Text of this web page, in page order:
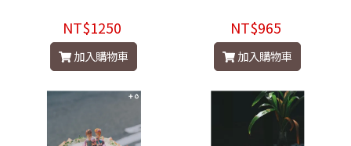
NT$1250
加入購物車
NT$965
加入購物車